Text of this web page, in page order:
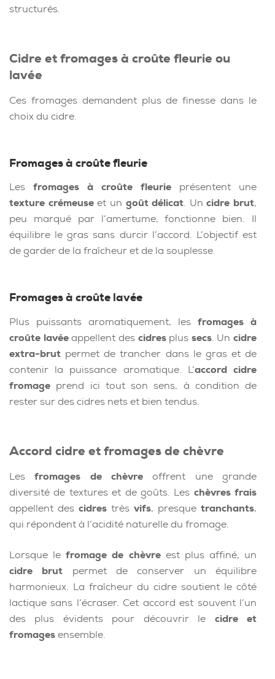
structurés.
Cidre et fromages à croûte fleurie ou
lavée
Ces fromages demandent plus de finesse dans le
choix du cidre.
Fromages à croûte fleurie
Les fromages à croûte fleurie présentent une
texture crémeuseet un goût délicat. Uncidre brut,
peu marqué par l’amertume, fonctionne bien. Il
équilibre le gras sans durcir l’accord. L’objectif est
de garder de la fraîcheur et de la souplesse.
Fromages à croûte lavée
Plus puissants aromatiquement, les fromages à
croûte lavéeappellent des cidresplus secs. Un cidre
extra-brut permet de trancher dans le gras et de
contenir la puissance aromatique. L’accord cidre
fromage prend ici tout son sens, à condition de
rester sur des cidres nets et bien tendus.
Accord cidre et fromages de chèvre
Lesfromages de chèvre offrent une grande
diversité de textures et de goûts. Les chèvres frais
appellent des cidres très vifs, presque tranchants,
qui répondent à l’acidité naturelle du fromage.
Lorsque lefromage de chèvreest plus affiné, un
cidre brut permet de conserver un équilibre
harmonieux. La fraîcheur du cidre soutient le côté
lactique sans l’écraser. Cet accord est souvent l’un
des plus évidents pour découvrir le cidre et
fromagesensemble.